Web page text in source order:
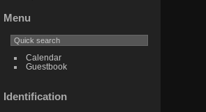
Menu
Calendar
Guestbook
Identification